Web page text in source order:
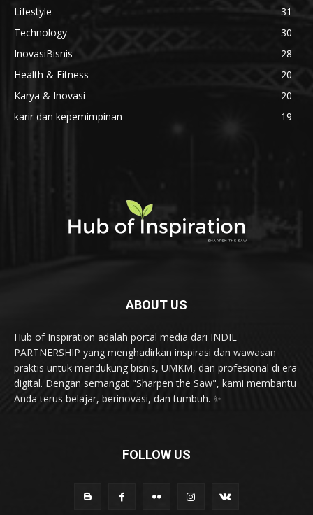
Lifestyle
31
Technology
30
InovasiBisnis
28
Health & Fitness
20
Karya & Inovasi
20
karir dan kepemimpinan
19
ABOUT US
Hub of Inspiration adalah portal media dari INDIE
PARTNERSHIP yang menghadirkan inspirasi dan wawasan
praktis untuk mendukung bisnis, UMKM, dan profesional di era
digital. Dengan semangat "Sharpen the Saw", kami membantu
Anda terus belajar, berinovasi, dan tumbuh. ✨
FOLLOW US